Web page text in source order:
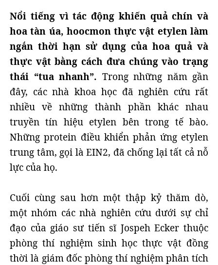
Nổi tiếng vì tác động khiến quả chín và
hoa tàn úa, hoocmon thực vật etylen làm
ngắn thời hạn sử dụng của hoa quả và
thực vật bằng cách đưa chúng vào trạng
thái “tua nhanh”. Trong những năm gần
đây, các nhà khoa học đã nghiên cứu rất
nhiều về những thành phần khác nhau
truyền tín hiệu etylen bên trong tế bào.
Những protein điều khiển phản ứng etylen
trung tâm, gọi là EIN2, đã chống lại tất cả nỗ
lực của họ.
Cuối cùng sau hơn một thập kỷ thăm dò,
một nhóm các nhà nghiên cứu dưới sự chỉ
đạo của giáo sư tiến sĩ Jospeh Ecker thuộc
phòng thí nghiệm sinh học thực vật đồng
thời là giám đốc phòng thí nghiệm phân tích